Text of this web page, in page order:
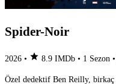
Spider-Noir
2026 • star 8.9 IMDb • 1 Sezon •
Özel dedektif Ben Reilly, birkaç